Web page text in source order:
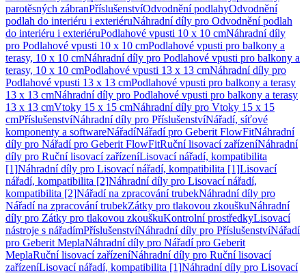
parotěsných zábranPříslušenstvíOdvodnění podlahyOdvodnění
podlah do interiéru i exteriéruNáhradní díly pro Odvodnění podlah
do interiéru i exteriéruPodlahové vpusti 10 x 10 cmNáhradní díly
pro Podlahové vpusti 10 x 10 cmPodlahové vpusti pro balkony a
terasy, 10 x 10 cmNáhradní díly pro Podlahové vpusti pro balkony a
terasy, 10 x 10 cmPodlahové vpusti 13 x 13 cmNáhradní díly pro
Podlahové vpusti 13 x 13 cmPodlahové vpusti pro balkony a terasy
13 x 13 cmNáhradní díly pro Podlahové vpusti pro balkony a terasy
13 x 13 cmVtoky 15 x 15 cmNáhradní díly pro Vtoky 15 x 15
cmPříslušenstvíNáhradní díly pro PříslušenstvíNářadí, síťové
komponenty a softwareNářadíNářadí pro Geberit FlowFitNáhradní
díly pro Nářadí pro Geberit FlowFitRuční lisovací zařízeníNáhradní
díly pro Ruční lisovací zařízeníLisovací nářadí, kompatibilita
[1]Náhradní díly pro Lisovací nářadí, kompatibilita [1]Lisovací
nářadí, kompatibilita [2]Náhradní díly pro Lisovací nářadí,
kompatibilita [2]Nářadí na zpracování trubekNáhradní díly pro
Nářadí na zpracování trubekZátky pro tlakovou zkouškuNáhradní
díly pro Zátky pro tlakovou zkouškuKontrolní prostředkyLisovací
nástroje s nářadímPříslušenstvíNáhradní díly pro PříslušenstvíNářadí
pro Geberit MeplaNáhradní díly pro Nářadí pro Geberit
MeplaRuční lisovací zařízeníNáhradní díly pro Ruční lisovací
zařízeníLisovací nářadí, kompatibilita [1]Náhradní díly pro Lisovací